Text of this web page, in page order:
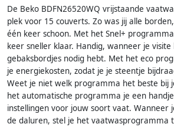
De Beko BDFN26520WQ vrijstaande
plek voor 15 couverts. Zo was jij alle
één keer schoon. Met het Snel+
keer sneller klaar. Handig, wanneer je visite
gebaksbordjes nodig hebt. Met het eco
je energiekosten, zodat je je steentje
Weet je niet welk programma het beste bij
het automatische programma je een
instellingen voor jouw soort vaat. Wanneer
de daluren, stel je het vaatwasprogramma